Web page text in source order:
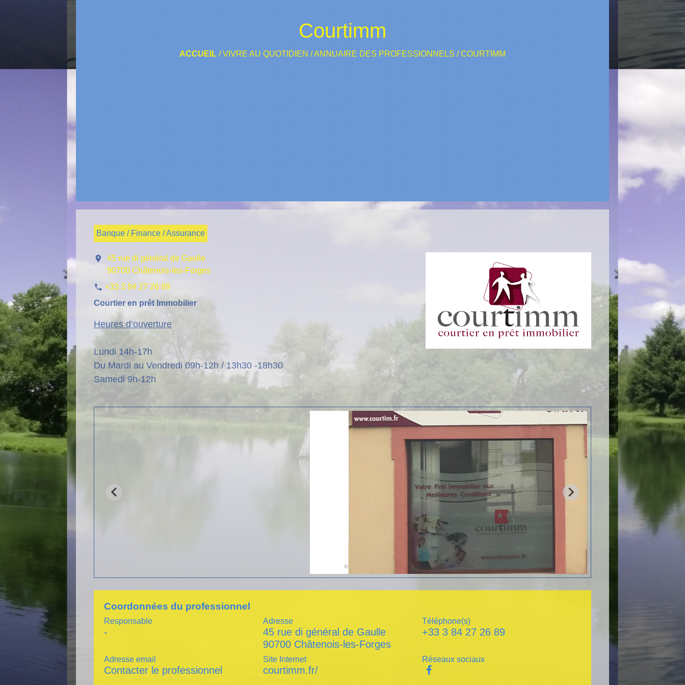
Courtimm
ACCUEIL /VIVRE AU QUOTIDIEN /ANNUAIRE DES PROFESSIONNELS /COURTIMM
Banque / Finance / Assurance
location_on
45 rue di général de Gaulle
90700 Châtenois-les-Forges
phone +33 3 84 27 26 89
Courtier en prêt Immobilier
Heures d’ouverture
Lundi 14h-17h
Du Mardi au Vendredi 09h-12h / 13h30 -18h30
Samedi 9h-12h
Coordonnées du professionnel
Responsable
-
Adresse
45 rue di général de Gaulle
90700 Châtenois-les-Forges
Téléphone(s)
+33 3 84 27 26 89
Adresse email
Contacter le professionnel
Site Internet
courtimm.fr/
Réseaux sociaux